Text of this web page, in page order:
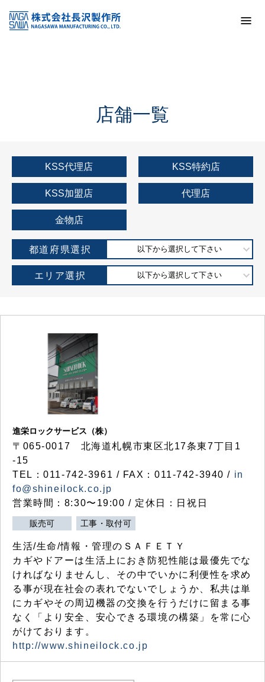
KSS加盟店・取扱店情報
店舗一覧
店舗一覧
KSS代理店 KSS特約店
KSS加盟店 代理店
金物店
都道府県選択 以下から選択して下さい
エリア選択 以下から選択して下さい
進栄ロックサービス（株）
〒065-0017 北海道札幌市東区北17条東7丁目1
-15
TEL：011-742-3961 / FAX：011-742-3940 / in
fo@shineilock.co.jp
営業時間：8:30〜19:00 / 定休日：日祝日
販売可 工事・取付可
生活/生命/情報・管理のＳＡＦＥＴＹ
カギやドアーは生活上におき防犯性能は最優先でな
ければなりませんし、その中でいかに利便性を求め
る事が現在社会の表れでないでしょうか、私共は単
にカギやその周辺機器の交換を行うだけに留まる事
なく「より安全、安心できる環境の構築」を常に心
がけております。
http://www.shineilock.co.jp